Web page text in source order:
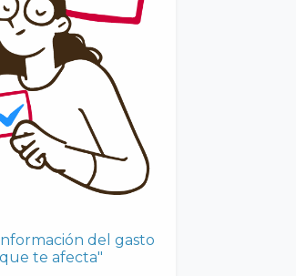
del gasto
te afecta"